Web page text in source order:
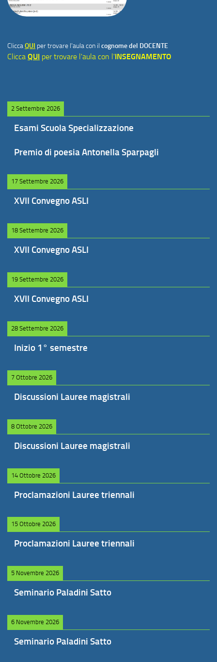
CliccaQUI per trovare l'aula con il cognome del DOCENTE
Clicca QUI per trovare l'aula con l'INSEGNAMENTO
2 Settembre 2026
Esami Scuola Specializzazione
Premio di poesia Antonella Sparpagli
17 Settembre 2026
XVII Convegno ASLI
18 Settembre 2026
XVII Convegno ASLI
19 Settembre 2026
XVII Convegno ASLI
28 Settembre 2026
Inizio 1° semestre
7 Ottobre 2026
Discussioni Lauree magistrali
8 Ottobre 2026
Discussioni Lauree magistrali
14 Ottobre 2026
Proclamazioni Lauree triennali
15 Ottobre 2026
Proclamazioni Lauree triennali
5 Novembre 2026
Seminario Paladini Satto
6 Novembre 2026
Seminario Paladini Satto